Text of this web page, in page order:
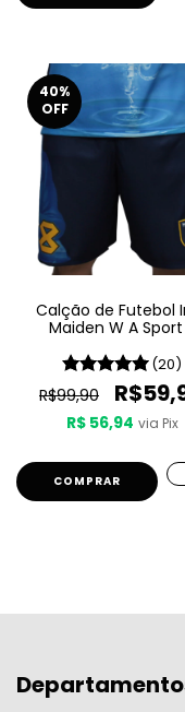
40%
OFF
Calção de Futebol
Maiden W A
Son
(20)
R$99,90
R$ 56,94 via Pix
COMPRAR